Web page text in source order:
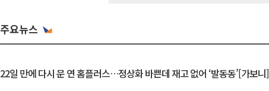
주요뉴스
22일 만에 다시 문 연 홈플러스…정상화 바쁜데 재고 없어 ‘발동동’[가보니]